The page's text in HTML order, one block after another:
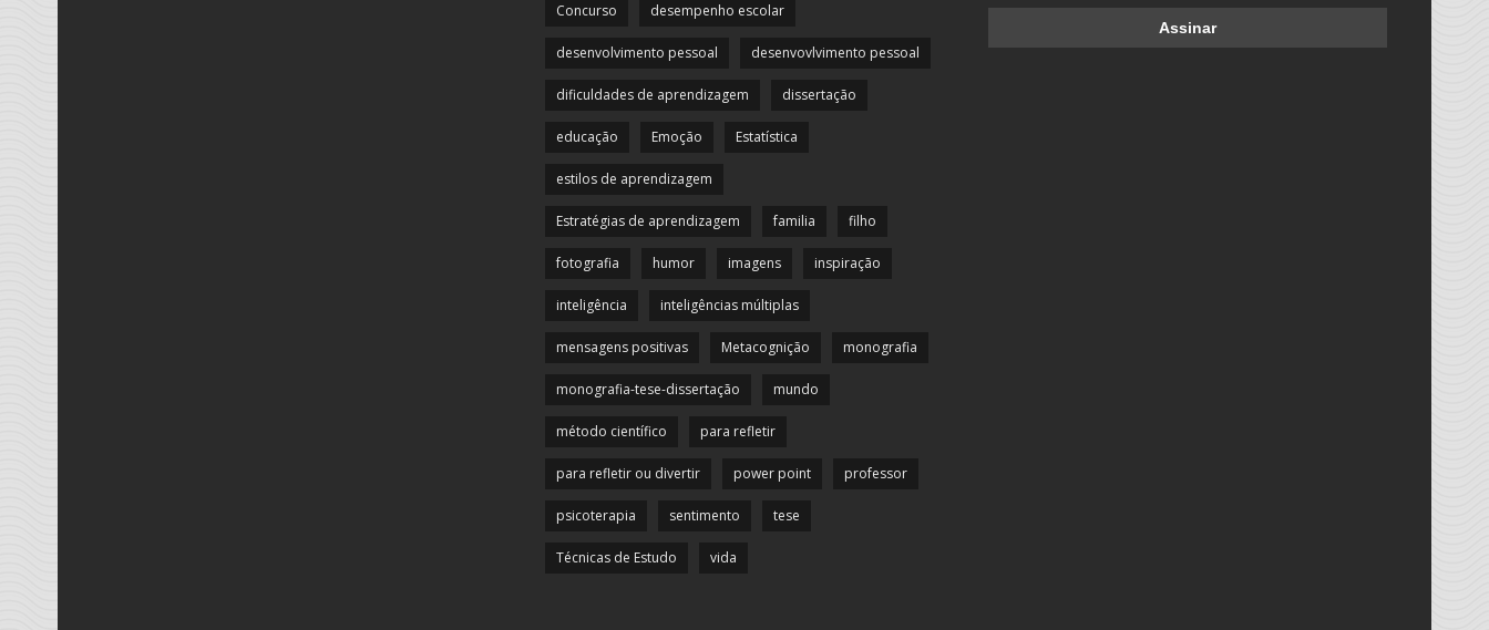
Concurso desempenho escolar
desenvolvimento pessoal desenvovlvimento pessoal
dificuldades de aprendizagem dissertação
educação Emoção Estatística
estilos de aprendizagem
Estratégias de aprendizagem familia filho
fotografia humor imagens inspiração
inteligência inteligências múltiplas
mensagens positivas Metacognição monografia
monografia-tese-dissertação mundo
método científico para refletir
para refletir ou divertir power point professor
psicoterapia sentimento tese
Técnicas de Estudo vida